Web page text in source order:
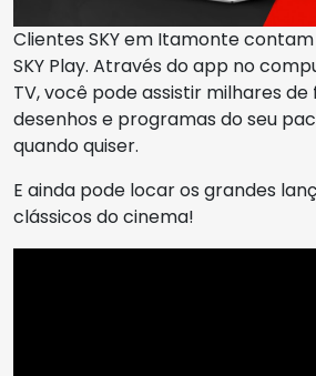
Clientes SKY em Itamonte
SKY Play. Através do app no
TV, você pode assistir milhares de
desenhos e programas do seu
quando quiser.
E ainda pode locar os grandes
clássicos do cinema!